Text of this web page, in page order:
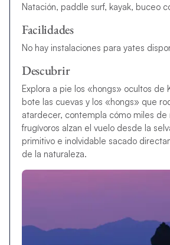
Natación, paddle surf, kayak, buceo
Facilidades
No hay instalaciones para yates
Descubrir
Explora a pie los «hongs» ocultos de
bote las cuevas y los «hongs» que
atardecer, contempla cómo miles de
frugívoros alzan el vuelo desde la
primitivo e inolvidable sacado
de la naturaleza.